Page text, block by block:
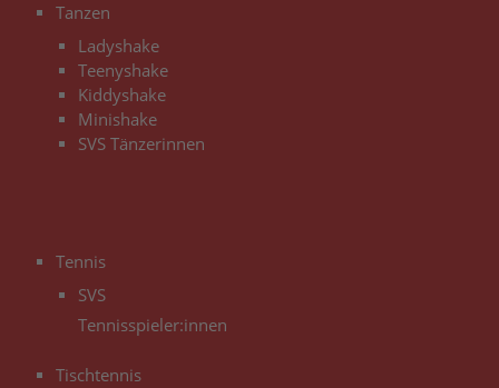
Tanzen
Ladyshake
Teenyshake
Kiddyshake
Minishake
SVS Tänzerinnen
Tennis
SVS
Tennisspieler:innen
Tischtennis